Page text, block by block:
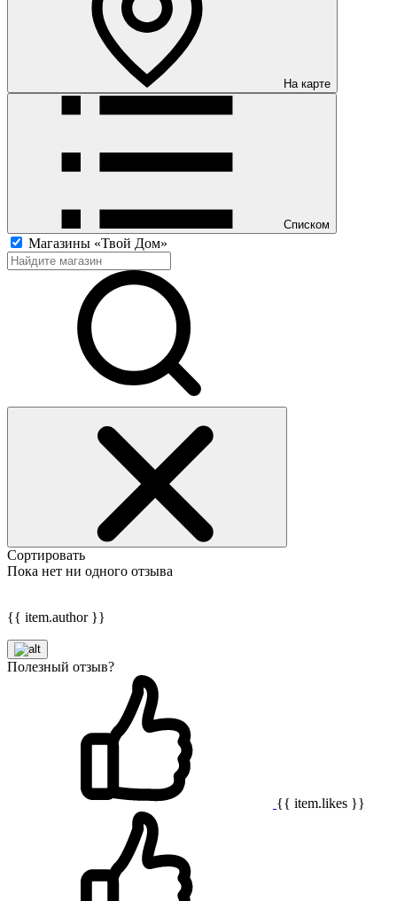
На карте
Списком
Магазины «Твой Дом»
Сортировать
Пока нет ни одного отзыва
{{ item.author }}
Полезный отзыв?
{{ item.likes }}